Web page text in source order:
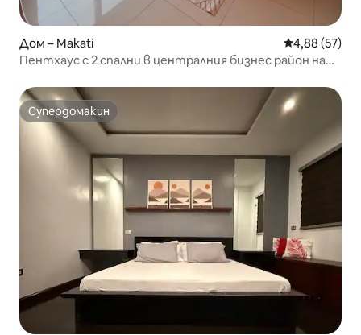
Дом – Makati Средна
4,88 (57)
Пентхаус с 2 спални в централния бизнес район на
Супердомакин
Супердомакин